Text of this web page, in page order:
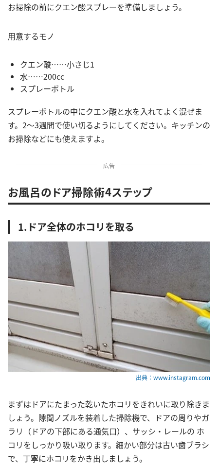
お掃除の前にクエン酸スプレーを準備しましょう。
用意するモノ
クエン酸……小さじ1
水……200cc
スプレーボトル
スプレーボトルの中にクエン酸と水を入れてよく混ぜま
す。2〜3週間で使い切るようにしてください。キッチンの
お掃除などにも使えますよ。
広告
お風呂のドア掃除術4ステップ
1.ドア全体のホコリを取る
出典：www.instagram.com
まずはドアにたまった乾いたホコリをきれいに取り除きま
しょう。隙間ノズルを装着した掃除機で、ドアの周りやガ
ラリ（ドアの下部にある通気口）、サッシ・レールの ホ
コリをしっかり吸い取ります。細かい部分は古い歯ブラシ
で、丁寧にホコリをかき出しましょう。